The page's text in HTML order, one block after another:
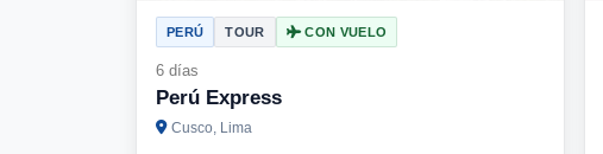
PERÚ TOUR CON VUELO
6 días
Perú Express
Cusco, Lima